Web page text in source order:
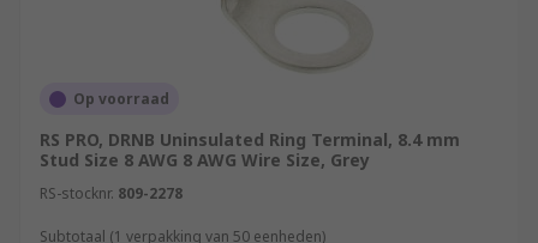
Op voorraad
RS PRO, DRNB Uninsulated Ring Terminal, 8.4 mm
Stud Size 8 AWG 8 AWG Wire Size, Grey
RS-stocknr. 809-2278
Subtotaal (1 verpakking van 50 eenheden)